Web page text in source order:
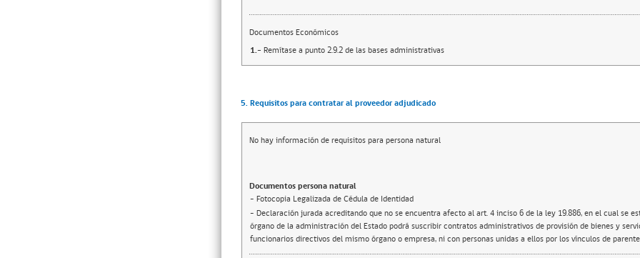
Documentos Económicos
1.- Remítase a punto 2.9.2 de las bases administrativas
5. Requisitos para contratar al proveedor adjudicado
No hay información de requisitos para persona natural
Documentos persona natural
- Fotocopia Legalizada de Cédula de Identidad
- Declaración jurada acreditando que no se encuentra afecto al art. 4 inciso 6 de la ley 19.886, en el cual se
órgano de la administración del Estado podrá suscribir contratos administrativos de provisión de bienes y
funcionarios directivos del mismo órgano o empresa, ni con personas unidas a ellos por los vínculos de